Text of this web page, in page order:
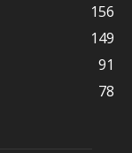
156
149
91
78